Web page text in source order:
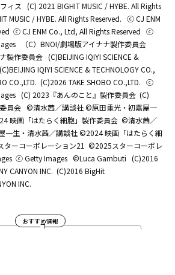
ィス
(C) 2021 BIGHIT MUSIC / HYBE. All Rights
MUSIC / HYBE. All Rights Reserved. ⓒ CJ ENM
ⓒ CJ ENM Co., Ltd, All Rights Reserved ⓒ
（C）BNOI/劇場版アイナナ製作委員会
製作委員会 (C)BEIJING IQIYI SCIENCE &
(C)BEIJING IQIYI SCIENCE & TECHNOLOGY CO.,
CO.,LTD. (C)2026 TAKE SHOBO CO.,LTD. ⓒ
(C) 2023『あんのこと』製作委員会 (C)
員会 ©清水茜／講談社 ©原田重光・初嘉屋一
映画「はたらく細胞」製作委員会 ©清水茜／
一生・清水茜／講談社 ©2024 映画「はたらく細
ーコーポレーション21 ©2025スターコーポレ
ⓒ Getty Images ©Luca Gambuti (C)2016
CANYON INC. (C)2016 BigHit
INC.
おすすめ情報